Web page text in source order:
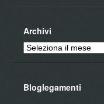
Archivi
Archivi
Bloglegamenti